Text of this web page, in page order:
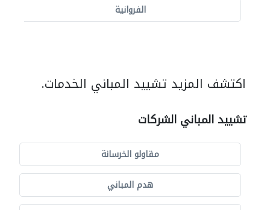
الفروانية
اكتشف المزيد تشييد المباني الخدمات.
تشييد المباني الشركات
مقاولو الخرسانة
هدم المباني